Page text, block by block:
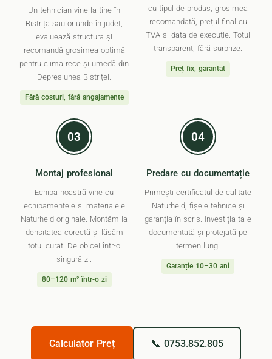
Un tehnician vine la tine în
Bistrița sau oriunde în județ,
evaluează structura și
recomandă grosimea optimă
pentru clima rece și umedă din
Depresiunea Bistriței.
Fără costuri, fără angajamente
cu tipul de produs, grosimea
recomandată, prețul final cu
TVA și data de execuție. Totul
transparent, fără surprize.
Preț fix, garantat
03
Montaj profesional
Echipa noastră vine cu
echipamentele și materialele
Naturheld originale. Montăm la
densitatea corectă și lăsăm
totul curat. De obicei într-o
singură zi.
80–120 m² într-o zi
04
Predare cu documentație
Primești certificatul de calitate
Naturheld, fișele tehnice și
garanția în scris. Investiția ta e
documentată și protejată pe
termen lung.
Garanție 10–30 ani
Calculator Preț 📞 0753.852.805